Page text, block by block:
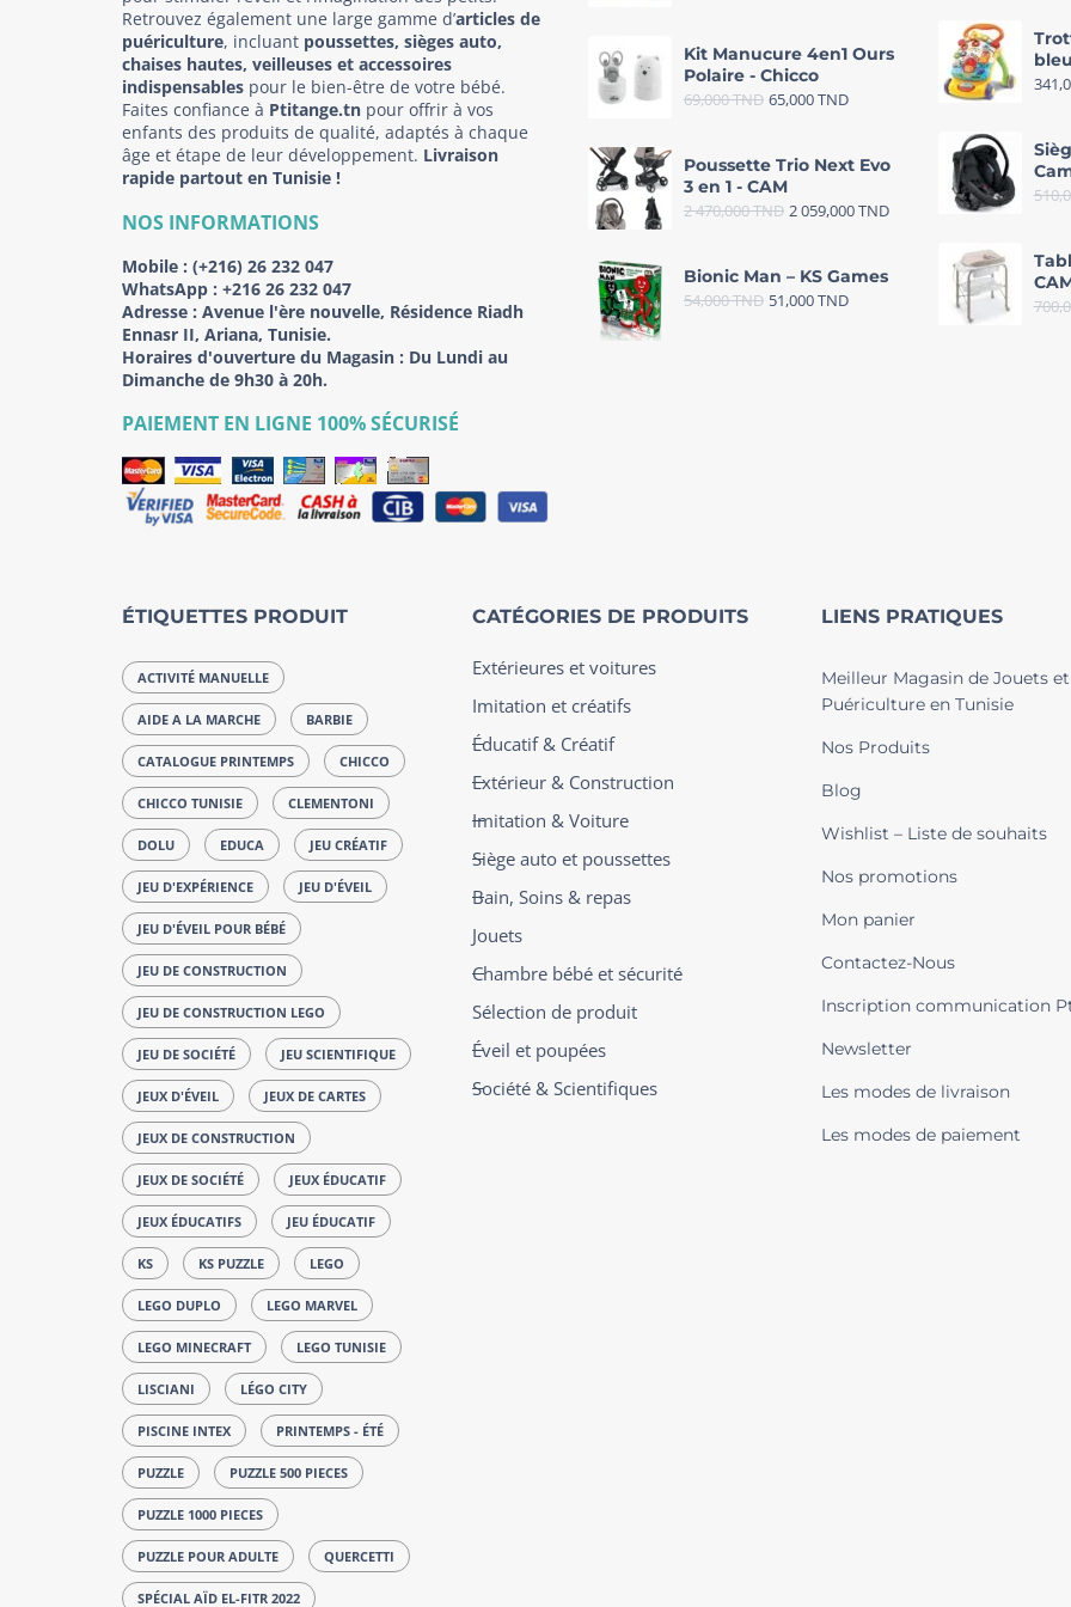
Retrouvez également une large gamme d’articles de
puériculture, incluant poussettes, sièges auto,
chaises hautes, veilleuses et accessoires
indispensables pour le bien-être de votre bébé.
Faites confiance à Ptitange.tn pour offrir à vos
enfants des produits de qualité, adaptés à chaque
âge et étape de leur développement. Livraison
rapide partout en Tunisie !
NOS INFORMATIONS
Mobile : (+216) 26 232 047
WhatsApp : +216 26 232 047
Adresse : Avenue l'ère nouvelle, Résidence Riadh
Ennasr II, Ariana, Tunisie.
Horaires d'ouverture du Magasin : Du Lundi au
Dimanche de 9h30 à 20h.
PAIEMENT EN LIGNE 100% SÉCURISÉ
Kit Manucure 4en1 Ours
Polaire - Chicco
69,000TND 65,000TND
Poussette Trio Next Evo
3 en 1 - CAM
2 470,000TND 2 059,000TND
Bionic Man – KS Games
54,000TND 51,000TND
ÉTIQUETTES PRODUIT
ACTIVITÉ MANUELLE
AIDE A LA MARCHE BARBIE
CATALOGUE PRINTEMPS CHICCO
CHICCO TUNISIE CLEMENTONI
DOLU EDUCA JEU CRÉATIF
JEU D'EXPÉRIENCE JEU D'ÉVEIL
JEU D'ÉVEIL POUR BÉBÉ
JEU DE CONSTRUCTION
JEU DE CONSTRUCTION LEGO
JEU DE SOCIÉTÉ JEU SCIENTIFIQUE
JEUX D'ÉVEIL JEUX DE CARTES
JEUX DE CONSTRUCTION
JEUX DE SOCIÉTÉ JEUX ÉDUCATIF
JEUX ÉDUCATIFS JEU ÉDUCATIF
KS KS PUZZLE LEGO
LEGO DUPLO LEGO MARVEL
LEGO MINECRAFT LEGO TUNISIE
LISCIANI LÉGO CITY
PISCINE INTEX PRINTEMPS - ÉTÉ
PUZZLE PUZZLE 500 PIECES
PUZZLE 1000 PIECES
PUZZLE POUR ADULTE QUERCETTI
SPÉCIAL AÏD EL-FITR 2022
CATÉGORIES DE PRODUITS
Extérieures et voitures
Imitation et créatifs
Éducatif & Créatif
Extérieur & Construction
Imitation & Voiture
Siège auto et poussettes
Bain, Soins & repas
Jouets
Chambre bébé et sécurité
Sélection de produit
Éveil et poupées
Société & Scientifiques
LIENS PRATIQUES
Meilleur Magasin de Jouets et
Puériculture en Tunisie
Nos Produits
Blog
Wishlist – Liste de souhaits
Nos promotions
Mon panier
Contactez-Nous
Inscription communication
Newsletter
Les modes de livraison
Les modes de paiement